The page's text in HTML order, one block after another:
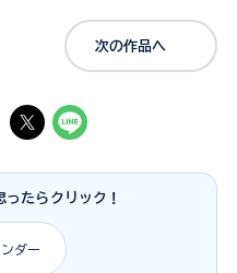
次の作品へ
たらクリック！
ンダー